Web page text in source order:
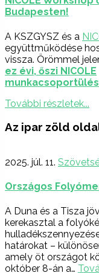
Budapesten!
A KSZGYSZ és a
együttműködése
vissza. Örömmel
ez évi, őszi NICOLE
További részletek...
Az ipar zöld
2025. júl. 11.
Országos
A Duna és a Tisza
kerekasztal a
határokat –
amely öt országot
október 8-án a…